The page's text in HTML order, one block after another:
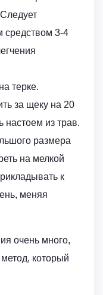
средством 3-4
терке.
за щеку на 20
настоем из трав.
размера
на мелкой
к
меняя
очень много,
который